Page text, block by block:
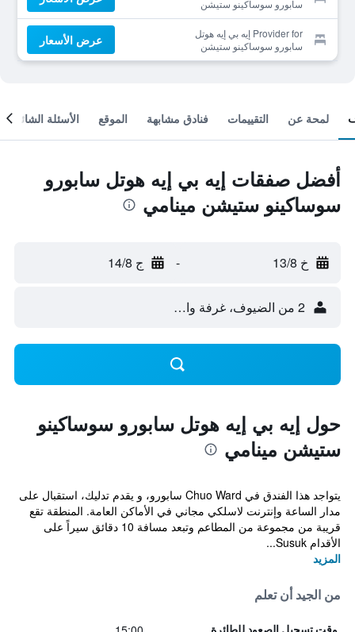
سابورو سوساكينو ستيشن
مينامي
Provider for إيه بي إيه هوتل
سابورو سوساكينو ستيشن
مينامي
عرض الأسعار
لمحة عن التقييمات فنادق مشابهة الموقع الأسئلة الشائعة
أفضل صفقات إيه بي إيه هوتل سابورو
سوساكينو ستيشن مينامي
خ 13/8 - ج 14/8
2 من الضيوف، غرفة واحدة
حول إيه بي إيه هوتل سابورو سوساكينو
ستيشن مينامي
يتواجد هذا الفندق في Chuo Ward سابورو، و يقدم تدليك، استقبال على
مدار الساعة وإنترنت لاسلكي مجاني في الأماكن العامة. المنطقة تقع
قريبة من مجموعة من المطاعم وتبعد مسافة 10 دقائق سيراً على
الأقدام Susuk...
المزيد
من الجيد أن تعلم
وقت تسجيل الصعود للطائرة